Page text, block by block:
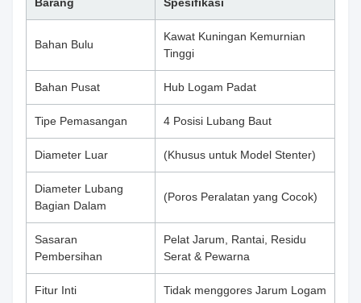
Bahan Bulu
Kawat Kuningan Kemurnian
Tinggi
Bahan Pusat Hub Logam Padat
Tipe Pemasangan 4 Posisi Lubang Baut
Diameter Luar (Khusus untuk Model Stenter)
Diameter Lubang
Bagian Dalam
(Poros Peralatan yang Cocok)
Sasaran
Pembersihan
Pelat Jarum, Rantai, Residu
Serat & Pewarna
Fitur Inti Tidak menggores Jarum Logam